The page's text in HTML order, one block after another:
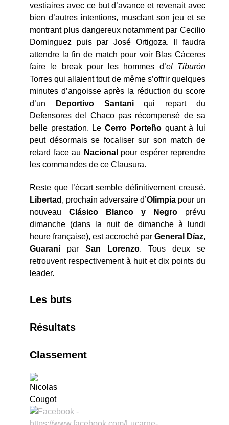
vestiaires avec ce but d’avance et revenait avec
bien d’autres intentions, musclant son jeu et se
montrant plus dangereux notamment par Cecilio
Dominguez puis par José Ortigoza. Il faudra
attendre la fin de match pour voir Blas Cáceres
faire le break pour les hommes d’el Tiburón
Torres qui allaient tout de même s’offrir quelques
minutes d’angoisse après la réduction du score
d’un
Deportivo Santaniqui repart du
Defensores del Chaco pas récompensé de sa
belle prestation. LeCerro Porteñoquant à lui
peut désormais se focaliser sur son match de
retard face au Nacional pour espérer reprendre
les commandes de ce Clausura.
Reste que l’écart semble définitivement creusé.
Libertad , prochain adversaire d’Olimpia pour un
nouveau Clásico Blanco y Negro prévu
dimanche (dans la nuit de dimanche à lundi
heure française), est accroché par General Díaz,
Guaraní par San Lorenzo. Tous deux se
retrouvent respectivement à huit et dix points du
leader.
Les buts
Résultats
Classement